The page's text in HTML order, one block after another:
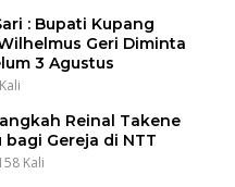
: Bupati Kupang
Geri Diminta
3 Agustus
Reinal Takene
Gereja di NTT
Kali